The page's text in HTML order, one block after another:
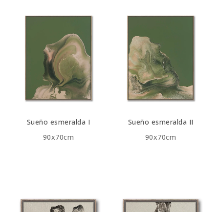
90x70cm
Sueño esmeralda I
90x70cm
Sueño esmeralda II